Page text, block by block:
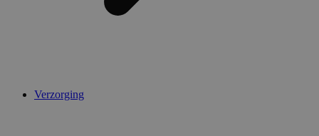
Verzorging